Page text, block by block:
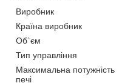
Виробник
Країна виробник
Об`єм
Тип управління
Максимальна потужність
печі